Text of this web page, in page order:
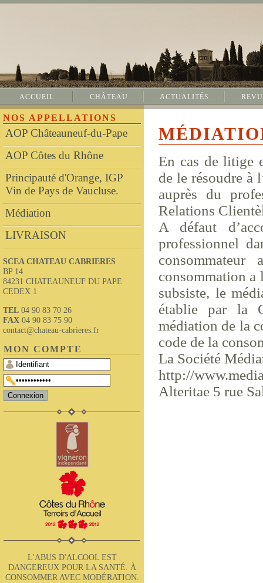
ACCUEIL CHÂTEAU ACTUALITÉS
NOS APPELLATIONS
AOP Châteauneuf-du-Pape
AOP Côtes du Rhône
Principauté d'Orange, IGP
Vin de Pays de Vaucluse.
Médiation
LIVRAISON
SCEA CHATEAU CABRIERES
BP 14
84231 CHATEAUNEUF DU PAPE
CEDEX 1
TEL 04 90 83 70 26
FAX 04 90 83 75 90
contact@chateau-cabrieres.fr
MON COMPTE
L'ABUS D'ALCOOL EST
DANGEREUX POUR LA SANTÉ. À
CONSOMMER AVEC MODÉRATION.
En cas de litige
de le résoudre à
auprès du
Relations
A défaut
professionnel
consommation a
subsiste, le
établie par la
médiation de la
code de la
La Société
http://
Alteritae 5 rue